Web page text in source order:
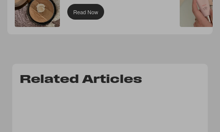
Read Now
Related Articles